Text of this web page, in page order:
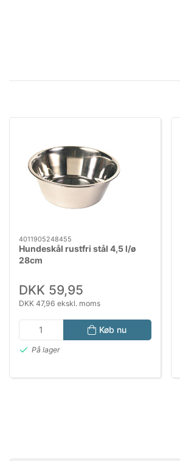
4011905248455
Hundeskål rustfri stål 4,5 l/ø
28cm
DKK 59,95
DKK 47,96 ekskl. moms
Køb nu
På lager